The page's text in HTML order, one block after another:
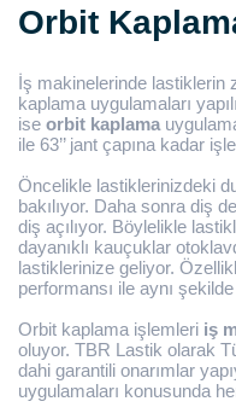
Orbit
İş makinelerinde lastiklerin
kaplama uygulamaları
ise orbit kaplama
ile 63’’ jant çapına kadar
Öncelikle lastiklerinizdeki
bakılıyor. Daha sonra diş
diş açılıyor. Böylelikle
dayanıklı kauçuklar
lastiklerinize geliyor.
performansı ile aynı
Orbit kaplama işlemleri iş
oluyor. TBR Lastik olarak
dahi garantili onarımlar
uygulamaları konusunda